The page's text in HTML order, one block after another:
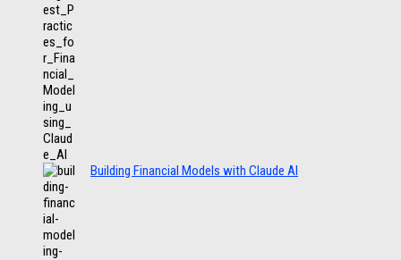
Building Financial Models with Claude AI